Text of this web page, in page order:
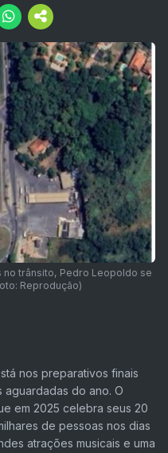
no trânsito, Pedro Leopoldo se
Reprodução)
nos preparativos finais
aguardadas do ano. O
em 2025 celebra seus 20
de pessoas nos dias
atrações musicais e uma